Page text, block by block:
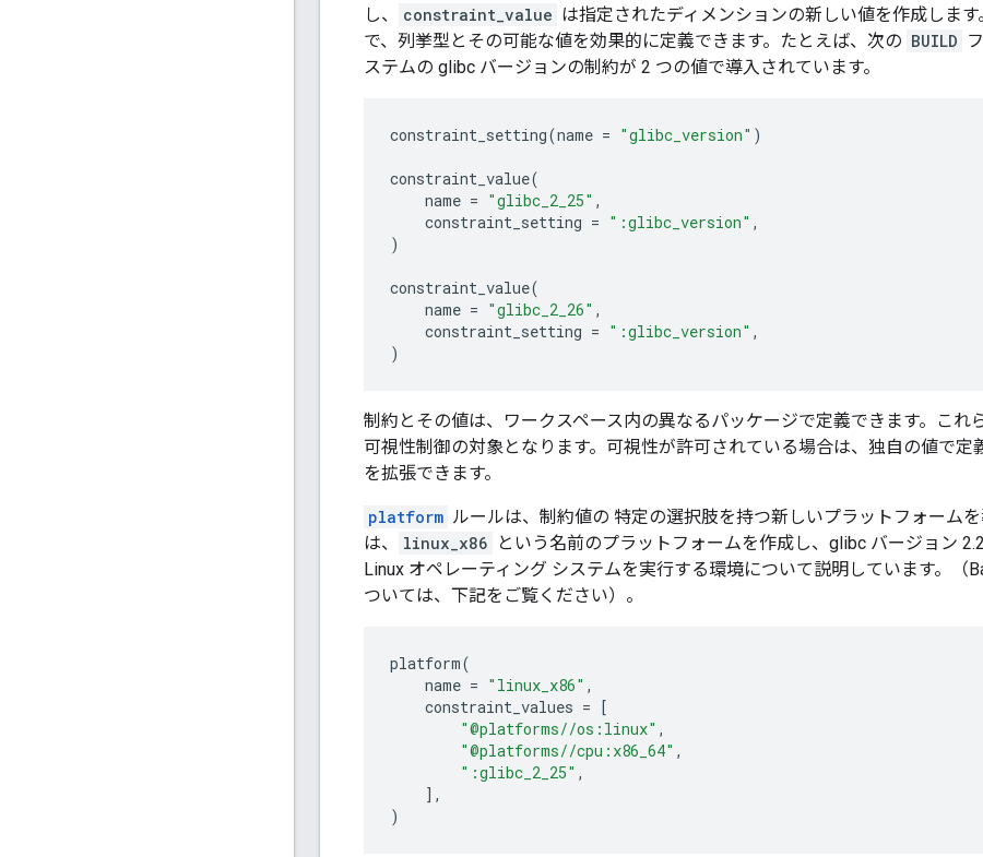
し、
constraint_value は指定されたディメンションの新しい値を作成しま
で、列挙型とその可能な値を効果的に定義できます。たとえば、次の BUILD
ステムの glibc バージョンの制約が 2 つの値で導入されています。
constraint_setting(name = "glibc_version" )
constraint_value(
name = "glibc_2_25" ,
constraint_setting = ":glibc_version" ,
)
constraint_value(
name = "glibc_2_26" ,
constraint_setting = ":glibc_version" ,
)
制約とその値は、ワークスペース内の異なるパッケージで定義できます。これ
可視性制御の対象となります。可視性が許可されている場合は、独自の値で定
を拡張できます。
platform ルールは、制約値の 特定の選択肢を持つ新しいプラットフォーム
は、
linux_x86
という名前のプラットフォームを作成し、glibc バージョン
Linux オペレーティング システムを実行する環境について説明しています。（
ついては、下記をご覧ください）。
platform(
name = "linux_x86" ,
constraint_values = [
"@platforms//os:linux" ,
"@platforms//cpu:x86_64" ,
":glibc_2_25" ,
],
)